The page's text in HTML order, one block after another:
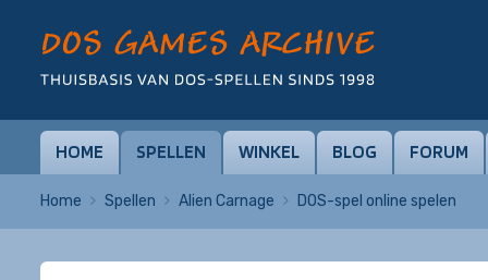
HOME SPELLEN WINKEL BLOG FORUM
Home Spellen Alien Carnage DOS-spel online spelen